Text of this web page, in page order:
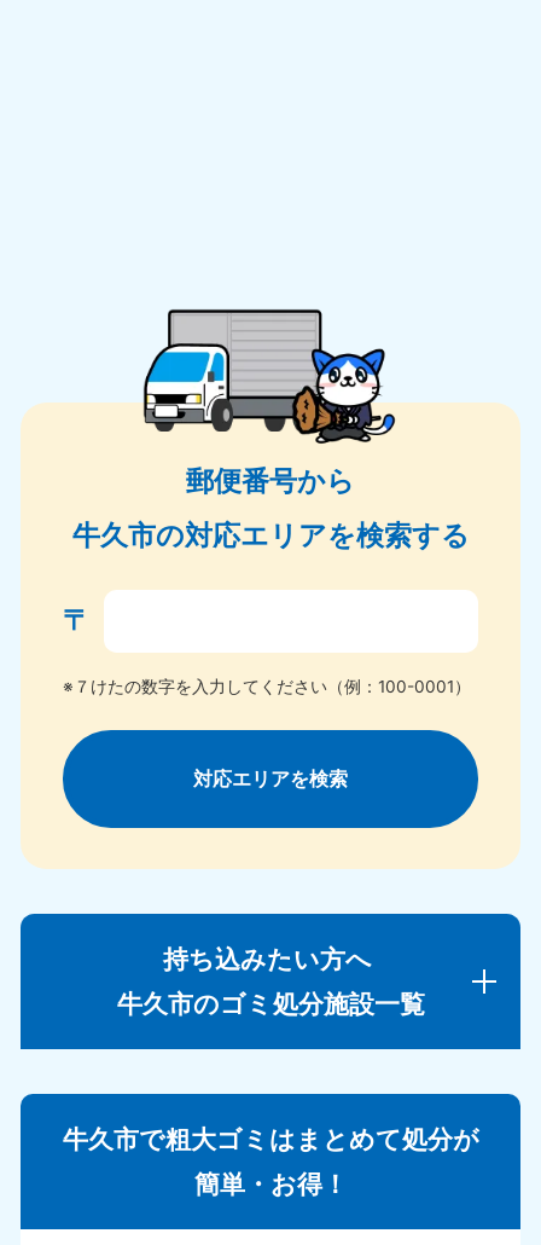
郵便番号から
牛久市の対応エリアを検索する
〒
※７けたの数字を入力してください（例：100-0001）
対応エリアを検索
持ち込みたい方へ
牛久市のゴミ処分施設一覧
牛久市で粗大ゴミはまとめて処分が
簡単・お得！